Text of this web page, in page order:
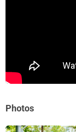
Photos